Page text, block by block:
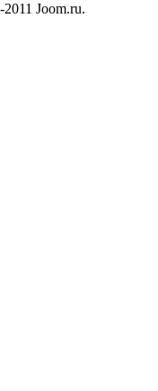
Joom.ru.